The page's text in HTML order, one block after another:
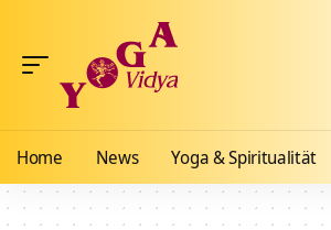
Home News Yoga & Spiritualität